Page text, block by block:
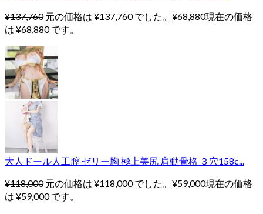
¥137,760 元の価格は ¥137,760 でした。 ¥68,880現在の価格
は ¥68,880 です。
大人ドール人工膣 ゼリー胸 極上美尻 肩動骨格 ３穴158c...
¥118,000 元の価格は ¥118,000 でした。 ¥59,000現在の価格
は ¥59,000 です。